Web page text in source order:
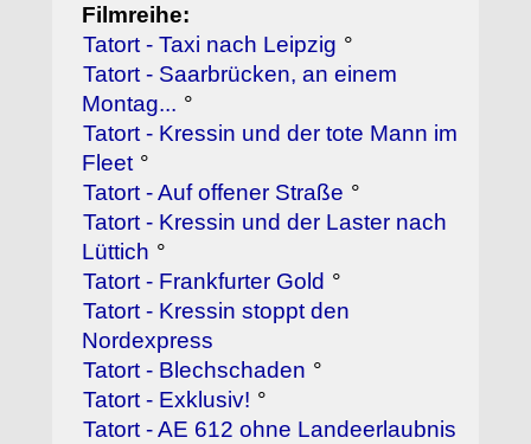
Filmreihe:
Tatort - Taxi nach Leipzig °
Tatort - Saarbrücken, an einem
Montag... °
Tatort - Kressin und der tote Mann im
Fleet °
Tatort - Auf offener Straße °
Tatort - Kressin und der Laster nach
Lüttich °
Tatort - Frankfurter Gold °
Tatort - Kressin stoppt den
Nordexpress
Tatort - Blechschaden °
Tatort - Exklusiv! °
Tatort - AE 612 ohne Landeerlaubnis